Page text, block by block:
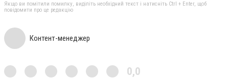
Якщо ви помітили помилку, виділіть необхідний текст і натисніть Ctrl + Enter, щоб
повідомити про це редакцію
Контент-менеджер
0,0